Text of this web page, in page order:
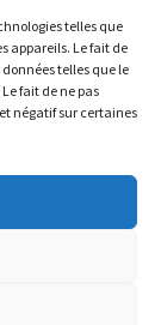
telles que
appareils. Le fait de
telles que le
fait de ne pas
négatif sur certaines
au 17 août
partir du 18
july 30th to
shipping on